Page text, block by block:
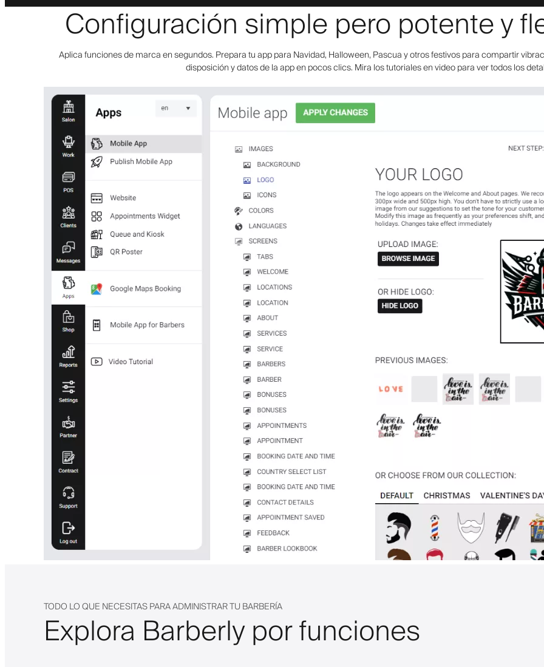
Configuración simple pero potente y
Aplica funciones de marca en segundos. Prepara tu app para Navidad, Halloween, Pascua y otros festivos para compartir
disposición y datos de la app en pocos clics. Mira los tutoriales en video para ver todos los
TODO LO QUE NECESITAS PARA ADMINISTRAR TU BARBERÍA
Explora Barberly por funciones